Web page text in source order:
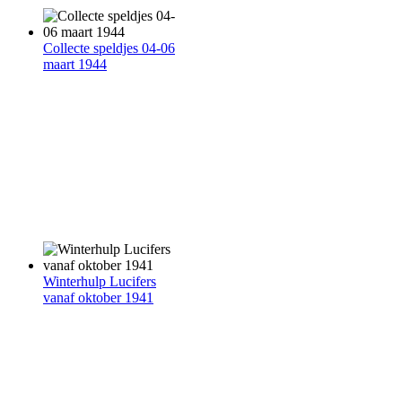
Collecte speldjes 04-06
maart 1944
Winterhulp Lucifers
vanaf oktober 1941